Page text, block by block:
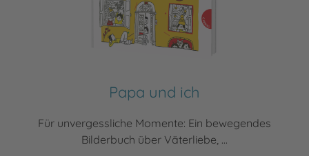
Papa und ich
Für unvergessliche Momente: Ein bewegendes
Bilderbuch über Väterliebe, ...